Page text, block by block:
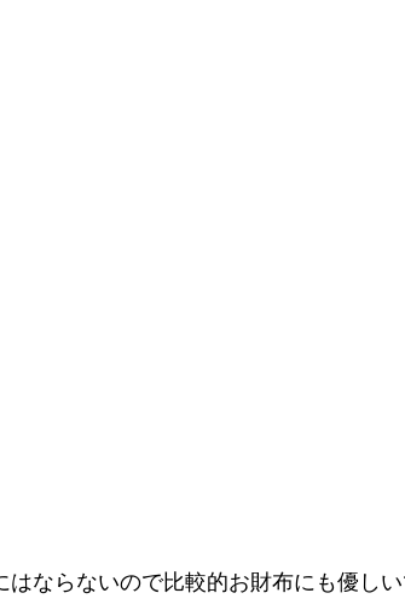
ならないので比較的お財布にも優し